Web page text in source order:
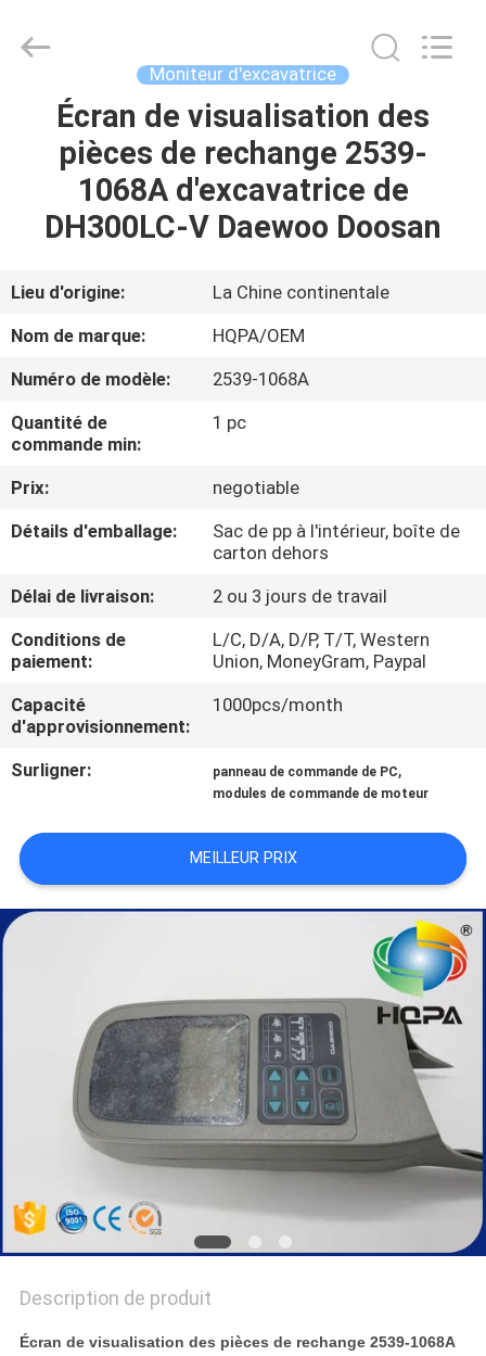
MAISON
PRODUITS
SUJET
DE
NOUS
VISITE
D'USINE
CONTRÔLE
QUALITÉ
PLAN
DU
SITE
PRIVACY
POLICY
Management
Services
Moniteur d'excavatrice
Écran de visualisation des
pièces de rechange 2539-
1068A d'excavatrice de
DH300LC-V Daewoo Doosan
Lieu d'origine:
La Chine continentale
Nom de marque:
HQPA/OEM
Numéro de modèle:
2539-1068A
Quantité de
commande min:
1 pc
Prix:
negotiable
Détails d'emballage:
Sac de pp à l'intérieur, boîte de
carton dehors
Délai de livraison:
2 ou 3 jours de travail
Conditions de
paiement:
L/C, D/A, D/P, T/T, Western
Union, MoneyGram, Paypal
Capacité
d'approvisionnement:
1000pcs/month
Surligner: panneau de commande de PC,
modules de commande de moteur
MEILLEUR PRIX
Description de produit
Écran de visualisation des pièces de rechange 2539-1068A